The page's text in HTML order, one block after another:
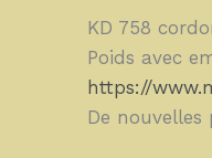
KD 758
Poids avec
https://
De